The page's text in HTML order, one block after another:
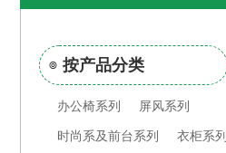
按产品分类
办公椅系列 屏风系列
时尚系及前台系列 衣柜系列